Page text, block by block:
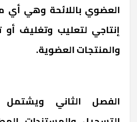
العضوي باللائحة وهي أي
إنتاجي لتعليب وتغليف أو
والمنتجات العضوية.
الفصل الثاني ويشتمل